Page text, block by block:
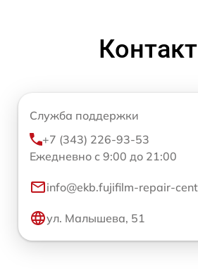
Служба поддержки
+7 (343) 226-93-53
Ежедневно с 9:00 до 21:00
info@ekb.fujifilm-repair-
ул. Малышева, 51